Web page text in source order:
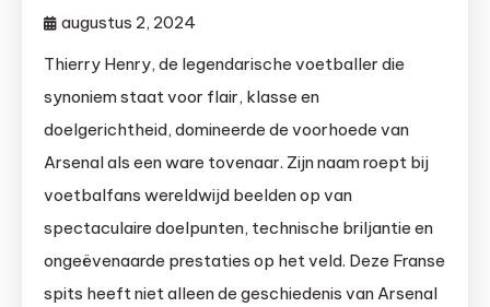
augustus 2, 2024
Thierry Henry, de legendarische voetballer die
synoniem staat voor flair, klasse en
doelgerichtheid, domineerde de voorhoede van
Arsenal als een ware tovenaar. Zijn naam roept bij
voetbalfans wereldwijd beelden op van
spectaculaire doelpunten, technische briljantie en
ongeëvenaarde prestaties op het veld. Deze Franse
spits heeft niet alleen de geschiedenis van Arsenal